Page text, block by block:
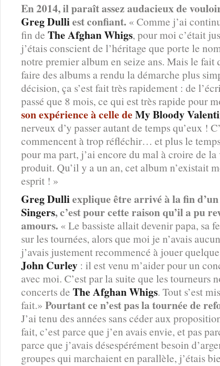
En 2014, il paraît assez audacieux de
Greg Dulliest confiant. « Comme j’ai
fin de The Afghan Whigs, pour moi c’était
j’étais conscient de l’héritage que porte le
notre premier album en seize ans. Mais le fait
faire des albums a rendu la démarche plus
décision, ça s’est fait très rapidement : de
passé que 8 mois, ce qui est très rapide pour
son expérience à celle deMy Bloody
nerveux d’y passer autant de temps qu’eux !
commencent à trop réfléchir… et plus le
pour ma part, j’ai encore du mal à croire de la
produit. Qu’il y a un an, cet album n’existait
esprit ! »
Greg Dulliexplique être arrivé à la fin
Singers, c’est pour cette raison qu’il a pu
amours. « Le bassiste allait devenir papa, sa
sur les tournées, alors que moi je n’avais
j’avais justement recommencé à jouer
John Curley : il est venu m’aider pour un
avec moi. C’est par la suite que les tourneurs
concerts de The Afghan Whigs. Tout s’est
fait.» Pourtant ce n’est pas la tournée de
J’ai tenu des années sans céder aux
fait, c’est parce que j’en avais envie, et pas
parce que j’avais désespérément besoin
groupes qui marchaient en parallèle, j’étais